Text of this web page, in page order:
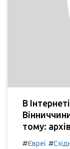
В
тому:
#Євреї #